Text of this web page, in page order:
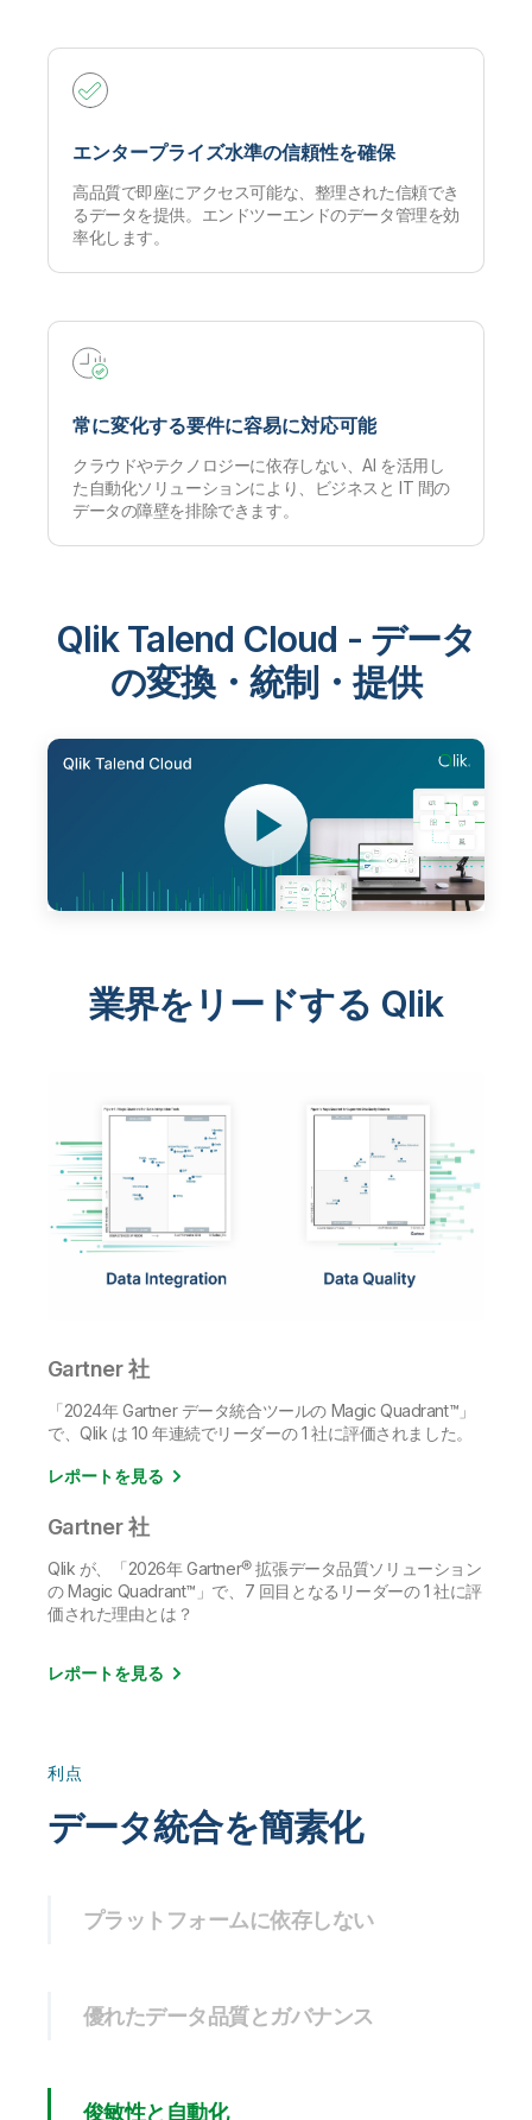
エンタープライズ水準の信頼性を確保
高品質で即座にアクセス可能な、整理された信頼でき
るデータを提供。エンドツーエンドのデータ管理を効
率化します。
常に変化する要件に容易に対応可能
クラウドやテクノロジーに依存しない、AI を活用し
た自動化ソリューションにより、ビジネスと IT 間の
データの障壁を排除できます。
Qlik Talend Cloud - データ
の変換・統制・提供
業界をリードする Qlik
Gartner 社
「2024年 Gartner データ統合ツールの Magic Quadrant™」
で、Qlik は 10 年連続でリーダーの 1 社に評価されました。
レポートを見る
Gartner 社
Qlik が、「2026年 Gartner® 拡張データ品質ソリューション
の Magic Quadrant™」で、7 回目となるリーダーの 1 社に評
価された理由とは？
レポートを見る
利点
データ統合を簡素化
プラットフォームに依存しない
優れたデータ品質とガバナンス
俊敏性と自動化